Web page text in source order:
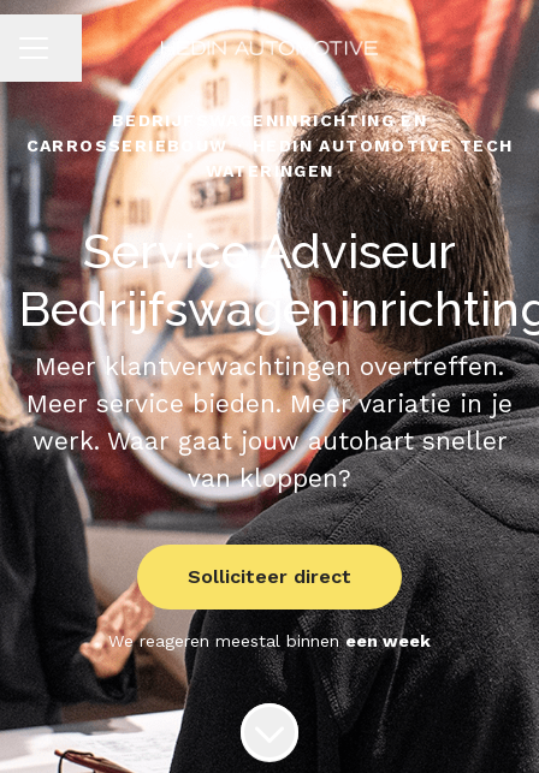
CARRIÈREMENU
Pagina delen
BEDRIJFSWAGENINRICHTING EN
CARROSSERIEBOUW ·
HEDIN AUTOMOTIVE TECH
WATERINGEN
Service Adviseur
Meer klantverwachtingen overtreffen.
Meer service bieden. Meer variatie in je
werk. Waar gaat jouw autohart sneller
van kloppen?
Solliciteer direct
We reageren meestal binneneen week